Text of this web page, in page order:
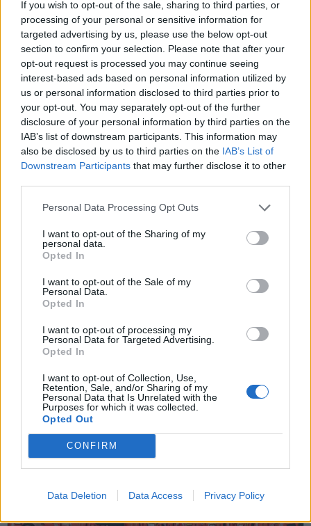
If you wish to opt-out of the sale, sharing to third parties, or
processing of your personal or sensitive information for
targeted advertising by us, please use the below opt-out
section to confirm your selection. Please note that after your
opt-out request is processed you may continue seeing
interest-based ads based on personal information utilized by
us or personal information disclosed to third parties prior to
your opt-out. You may separately opt-out of the further
disclosure of your personal information by third parties on the
IAB’s list of downstream participants. This information may
also be disclosed by us to third parties on the IAB’s List of
Downstream Participants that may further disclose it to other
Personal Data Processing Opt Outs
I want to opt-out of the Sharing of my
personal data.
Opted In
I want to opt-out of the Sale of my
Personal Data.
Opted In
I want to opt-out of processing my
Personal Data for Targeted Advertising.
Opted In
I want to opt-out of Collection, Use,
Retention, Sale, and/or Sharing of my
Personal Data that Is Unrelated with the
Purposes for which it was collected.
Opted Out
CONFIRM
Data Deletion Data Access Privacy Policy
POTREBBERO INTERESSARTI ANCHE
INCONTRI
16 Ottobre 2026 - 25 Ottobre 2026
Artisti internazionali, scuole e spazi
urbani: a Varese cresce Insight Foto
Festival
Varese